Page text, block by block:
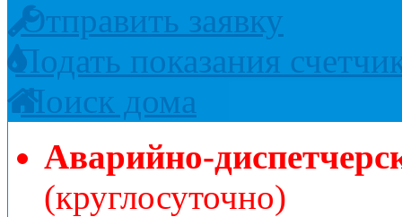
Отправить заявку
Подать показания
Поиск дома
Аварийно-
(круглосуточно)